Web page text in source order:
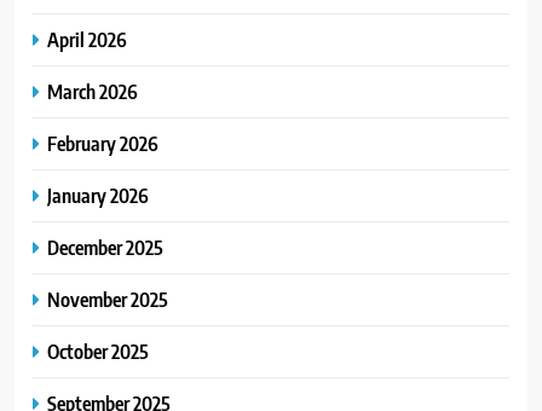
April 2026
March 2026
February 2026
January 2026
December 2025
November 2025
October 2025
September 2025